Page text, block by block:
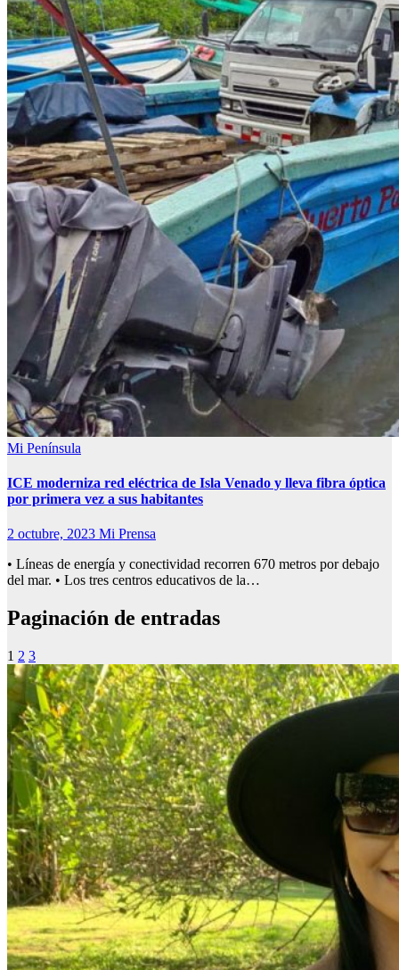
Mi Península
ICE moderniza red eléctrica de Isla Venado y lleva fibra óptica
por primera vez a sus habitantes
2 octubre, 2023 Mi Prensa
• Líneas de energía y conectividad recorren 670 metros por debajo
del mar. • Los tres centros educativos de la…
Paginación de entradas
1 2 3